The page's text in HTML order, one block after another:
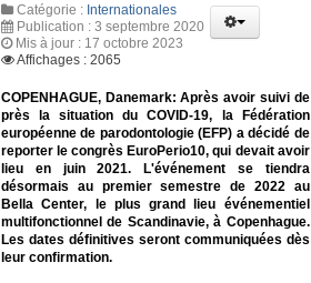
Catégorie : Internationales
Publication : 3 septembre 2020
Mis à jour : 17 octobre 2023
Affichages : 2065
COPENHAGUE, Danemark: Après avoir suivi de
près la situation du COVID-19, la Fédération
européenne de parodontologie (EFP) a décidé de
reporter le congrès EuroPerio10, qui devait avoir
lieu en juin 2021. L'événement se tiendra
désormais au premier semestre de 2022 au
Bella Center, le plus grand lieu événementiel
multifonctionnel de Scandinavie, à Copenhague.
Les dates définitives seront communiquées dès
leur confirmation.